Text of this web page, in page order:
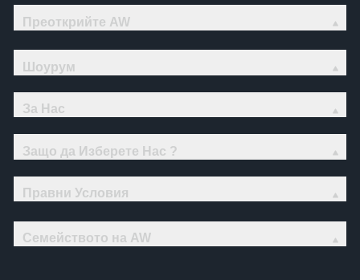
Преоткрийте AW
Шоурум
За Нас
Защо да Изберете Нас ?
Правни Условия
Семейството на AW